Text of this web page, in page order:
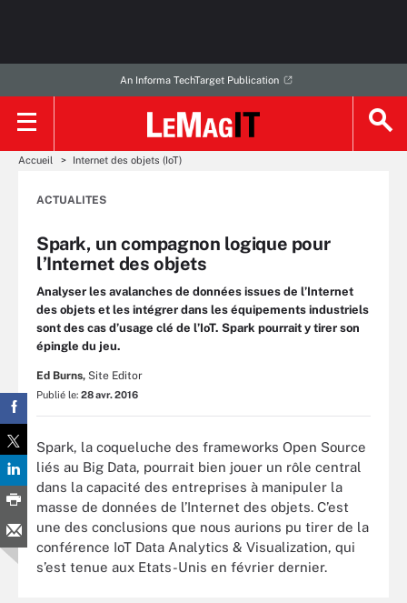
An Informa TechTarget Publication
Accueil Internet des objets (IoT)
ACTUALITES
Spark, un compagnon logique pour
l’Internet des objets
Analyser les avalanches de données issues de l’Internet
des objets et les intégrer dans les équipements industriels
sont des cas d’usage clé de l’IoT. Spark pourrait y tirer son
épingle du jeu.
Ed Burns, Site Editor
Publié le: 28 avr. 2016
Spark, la coqueluche des frameworks Open Source
liés au Big Data, pourrait bien jouer un rôle central
dans la capacité des entreprises à manipuler la
masse de données de l’Internet des objets. C’est
une des conclusions que nous aurions pu tirer de la
conférence IoT Data Analytics & Visualization, qui
s’est tenue aux Etats-Unis en février dernier.